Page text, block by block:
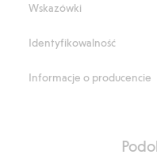
Wskazówki
Identyfikowalność
Informacje o producencie